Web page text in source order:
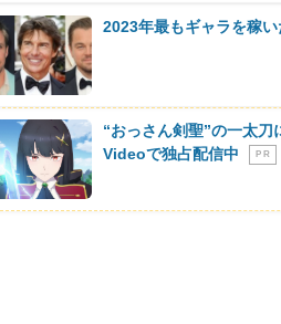
2023年最もギャラを稼
“おっさん剣聖”の一太
Videoで独占配信中
P R